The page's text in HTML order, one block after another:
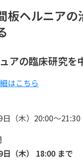
板ヘルニア
アの臨床研究を
はこちら
（木）20:00〜21:30
日（木） 18:00 まで